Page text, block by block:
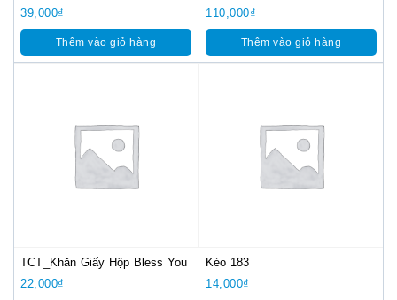
39,000₫
Thêm vào giỏ hàng
110,000₫
Thêm vào giỏ hàng
TCT_Khăn Giấy Hộp Bless You
22,000₫
Kéo 183
14,000₫